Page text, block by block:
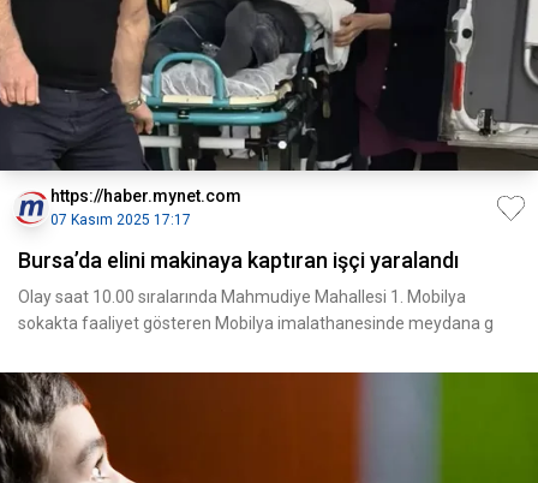
https://haber.mynet.com
07 Kasım 2025 17:17
Bursa’da elini makinaya kaptıran işçi yaralandı
Olay saat 10.00 sıralarında Mahmudiye Mahallesi 1. Mobilya
sokakta faaliyet gösteren Mobilya imalathanesinde meydana g